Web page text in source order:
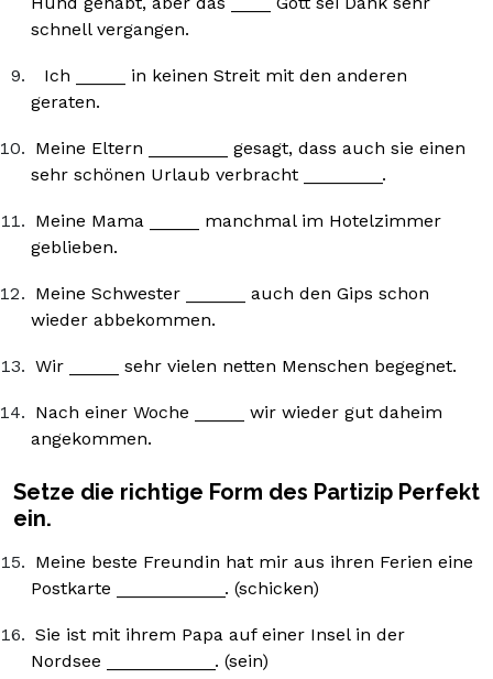
schnell vergangen.
Ich _____ in keinen Streit mit den anderen
geraten.
Meine Eltern ________ gesagt, dass auch sie einen
sehr schönen Urlaub verbracht ________.
Meine Mama _____ manchmal im Hotelzimmer
geblieben.
Meine Schwester ______ auch den Gips schon
wieder abbekommen.
Wir _____ sehr vielen netten Menschen begegnet.
Nach einer Woche _____ wir wieder gut daheim
angekommen.
Setze die richtige Form des Partizip Perfekt
ein.
Meine beste Freundin hat mir aus ihren Ferien eine
Postkarte ___________. (schicken)
Sie ist mit ihrem Papa auf einer Insel in der
Nordsee ___________. (sein)